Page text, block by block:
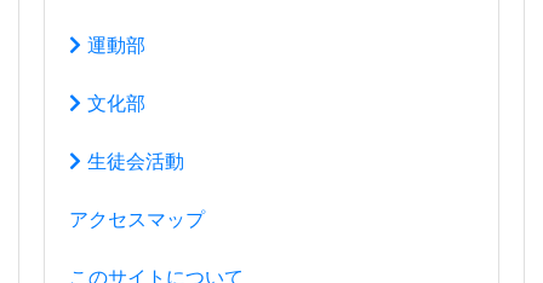
運動部
文化部
生徒会活動
アクセスマップ
このサイトについて